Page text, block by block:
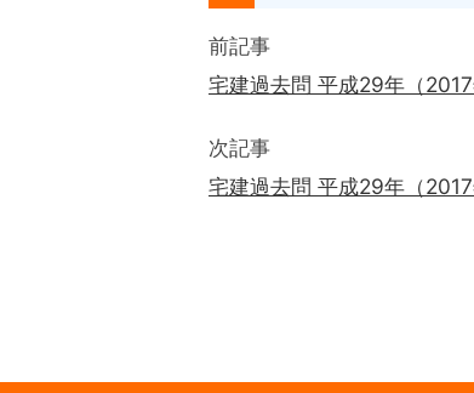
前記事
宅建過去問 平成29年（
次記事
宅建過去問 平成29年（